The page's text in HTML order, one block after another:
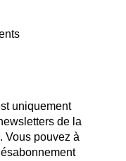
uniquement
de la
Vous pouvez à